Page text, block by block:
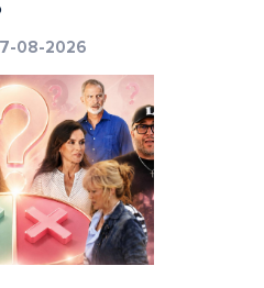
08-2026